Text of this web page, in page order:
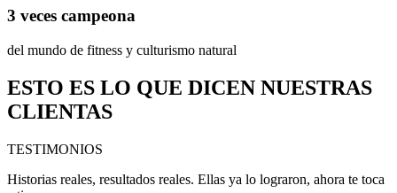
3 veces campeona
del mundo de fitness y culturismo natural
ESTO ES LO QUE DICEN NUESTRAS
CLIENTAS
TESTIMONIOS
Historias reales, resultados reales. Ellas ya lo lograron, ahora te toca